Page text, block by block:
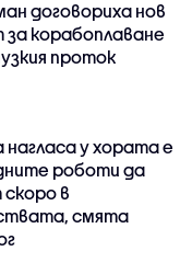
договориха нов
корабоплаване
проток
нагласа у хората е
роботи да
скоро в
смята